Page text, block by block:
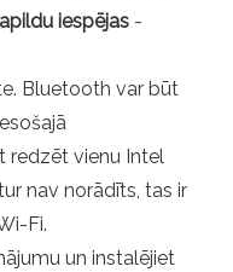
iespējas -
Bluetooth var būt
redzēt vienu Intel
nav norādīts, tas ir
Fi.
un instalējiet